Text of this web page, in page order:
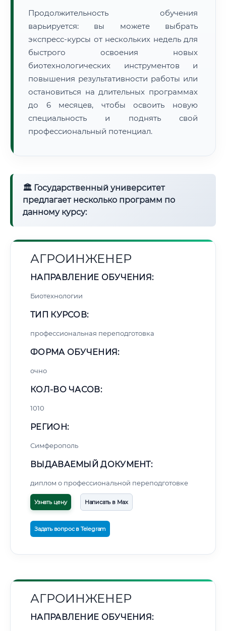
Нажмите на документ для увеличения и просмотра
Продолжительность обучения
варьируется: вы можете выбрать
экспресс-курсы от нескольких недель для
быстрого освоения новых
биотехнологических инструментов и
повышения результативности работы или
остановиться на длительных программах
до 6 месяцев, чтобы освоить новую
специальность и поднять свой
профессиональный потенциал.
🏛 Государственный университет
предлагает несколько программ по
данному курсу:
АГРОИНЖЕНЕР
НАПРАВЛЕНИЕ ОБУЧЕНИЯ:
Биотехнологии
ТИП КУРСОВ:
профессиональная переподготовка
ФОРМА ОБУЧЕНИЯ:
очно
КОЛ-ВО ЧАСОВ:
1010
РЕГИОН:
Симферополь
ВЫДАВАЕМЫЙ ДОКУМЕНТ:
диплом о профессиональной переподготовке
Узнать цену Написать в Max
Задать вопрос в Telegram
АГРОИНЖЕНЕР
НАПРАВЛЕНИЕ ОБУЧЕНИЯ: